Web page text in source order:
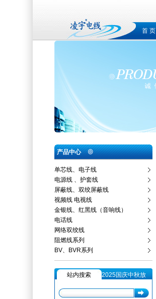
首 页
产品中心
单芯线、电子线
电源线 、护套线
屏蔽线、双绞屏蔽线
视频线 电视线
金银线、红黑线（音响线）
电话线
网络双绞线
阻燃线系列
BV、BVR系列
站内搜索
2025国庆中秋放